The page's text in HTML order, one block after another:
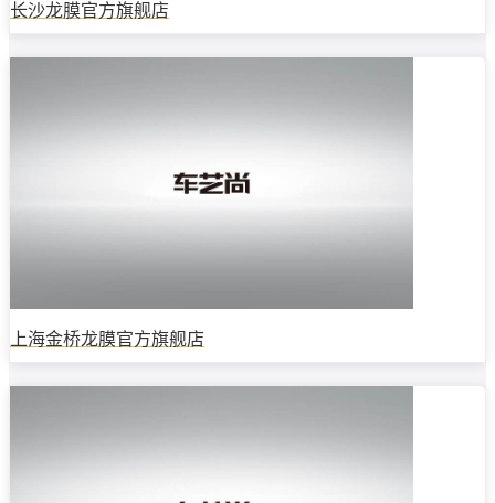
长沙龙膜官方旗舰店
上海金桥龙膜官方旗舰店